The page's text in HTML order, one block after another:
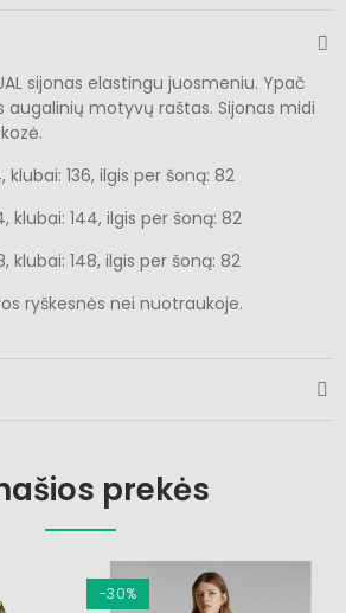
sijonas elastingu juosmeniu. Ypač
augalinių motyvų raštas. Sijonas midi
136, ilgis per šoną: 82
144, ilgis per šoną: 82
148, ilgis per šoną: 82
ryškesnės nei nuotraukoje.
prekės
−30%